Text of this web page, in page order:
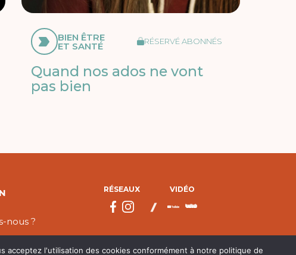
BIEN ÊTRE
ET SANTÉ RÉSERVÉ ABONNÉS
Quand nos ados ne vont
pas bien
nous ?
RÉSEAUX VIDÉO
acceptez l'utilisation des cookies conformément à notre politique de